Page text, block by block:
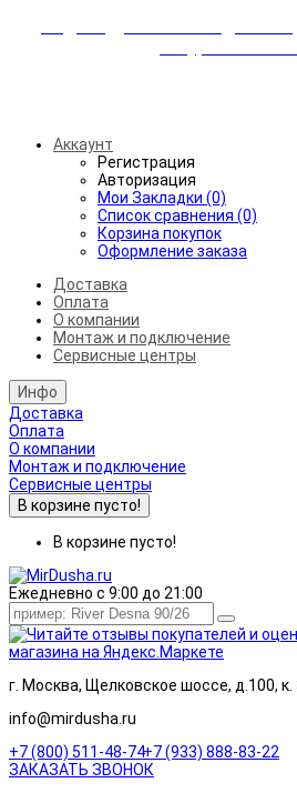
Аккаунт
Регистрация
Авторизация
Мои Закладки (0)
Список сравнения (0)
Корзина покупок
Оформление заказа
Доставка
Оплата
О компании
Монтаж и подключение
Сервисные центры
Инфо
Доставка
Оплата
О компании
Монтаж и подключение
Сервисные центры
В корзине пусто!
В корзине пусто!
Ежедневно с 9:00 до 21:00
г. Москва, Щелковское шоссе, д.100, к.
info@mirdusha.ru
+7 (800) 511-48-74+7 (933) 888-83-22
ЗАКАЗАТЬ ЗВОНОК